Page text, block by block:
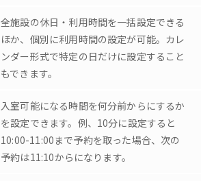
全施設の休日・利用時間を一括設定できる
ほか、個別に利用時間の設定が可能。カレ
ンダー形式で特定の日だけに設定すること
もできます。
入室可能になる時間を何分前からにするか
を設定できます。例、10分に設定すると
10:00-11:00まで予約を取った場合、次の
予約は11:10からになります。